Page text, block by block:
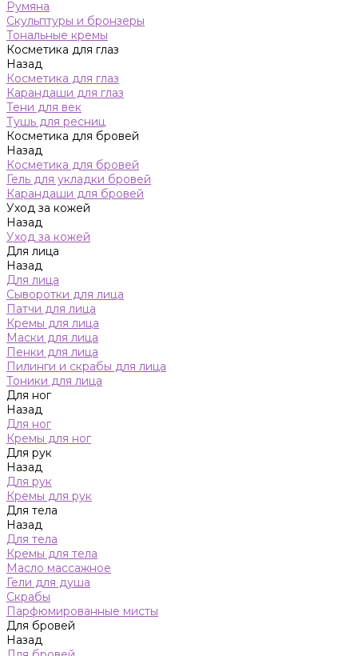
Румяна
Скульптуры и бронзеры
Тональные кремы
Косметика для глаз
Назад
Косметика для глаз
Карандаши для глаз
Тени для век
Тушь для ресниц
Косметика для бровей
Назад
Косметика для бровей
Гель для укладки бровей
Карандаши для бровей
Уход за кожей
Назад
Уход за кожей
Для лица
Назад
Для лица
Сыворотки для лица
Патчи для лица
Кремы для лица
Маски для лица
Пенки для лица
Пилинги и скрабы для лица
Тоники для лица
Для ног
Назад
Для ног
Кремы для ног
Для рук
Назад
Для рук
Кремы для рук
Для тела
Назад
Для тела
Кремы для тела
Масло массажное
Гели для душа
Скрабы
Парфюмированные мисты
Для бровей
Назад